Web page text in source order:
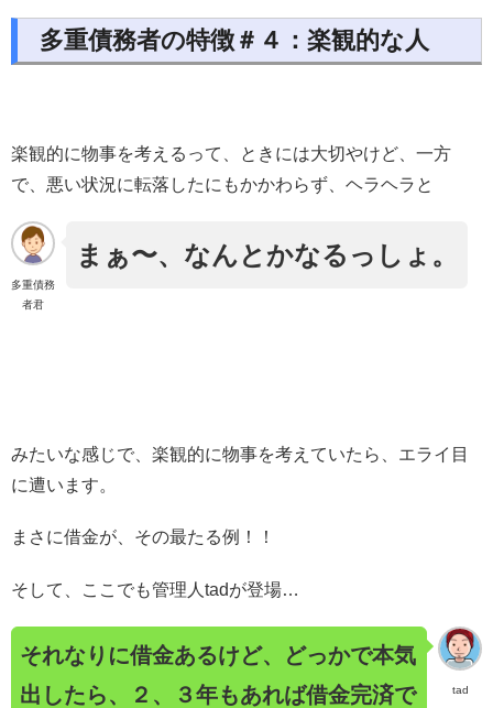
多重債務者の特徴＃４：楽観的な人
楽観的に物事を考えるって、ときには大切やけど、一方
で、悪い状況に転落したにもかかわらず、ヘラヘラと
多重債務
者君
まぁ〜、なんとかなるっしょ。
みたいな感じで、楽観的に物事を考えていたら、エライ目
に遭います。
まさに借金が、その最たる例！！
そして、ここでも管理人tadが登場…
tad
それなりに借金あるけど、どっかで本気
出したら、２、３年もあれば借金完済で